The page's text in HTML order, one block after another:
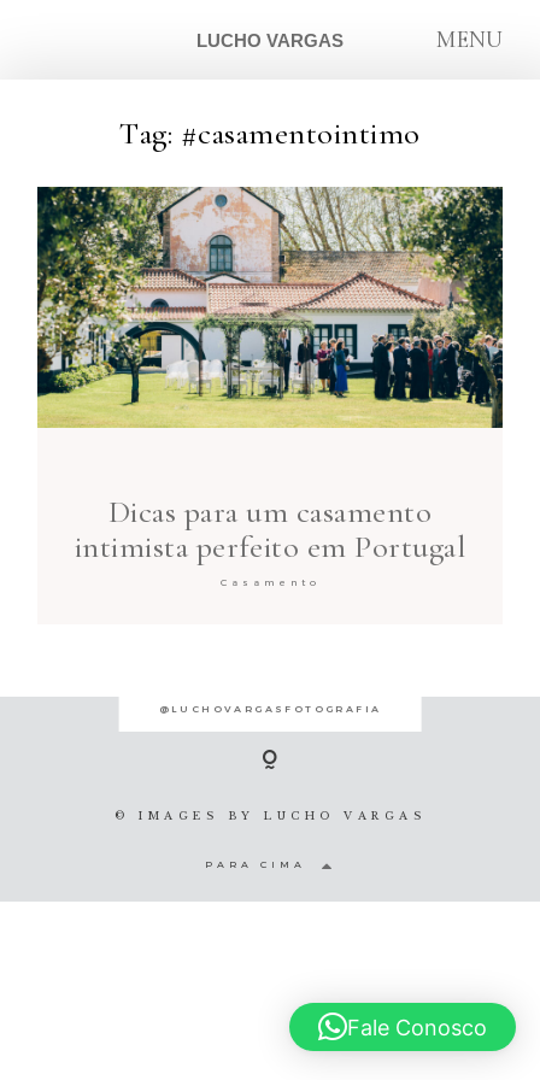
LUCHO VARGAS MENU
Tag: #casamentointimo
Dicas para um casamento
intimista perfeito em Portugal
Casamento
SOBRE
CONTATO
© 2020 Lucho Vargas
@LUCHOVARGASFOTOGRAFIA
© IMAGES BY LUCHO VARGAS
PARA CIMA
Fale Conosco